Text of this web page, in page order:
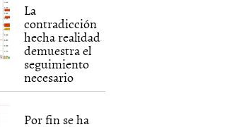
La
contradicción
hecha realidad
demuestra el
seguimiento
necesario
Por fin se ha